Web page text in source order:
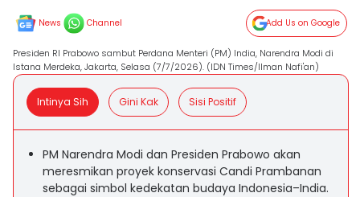
News Channel Add Us on Google
Presiden RI Prabowo sambut Perdana Menteri (PM) India, Narendra Modi di
Istana Merdeka, Jakarta, Selasa (7/7/2026). (IDN Times/Ilman Nafi'an)
Intinya Sih Gini Kak Sisi Positif
PM Narendra Modi dan Presiden Prabowo akan
meresmikan proyek konservasi Candi Prambanan
sebagai simbol kedekatan budaya Indonesia–India.